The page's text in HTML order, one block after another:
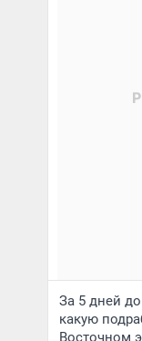
За 5 дней
какую
Восточном